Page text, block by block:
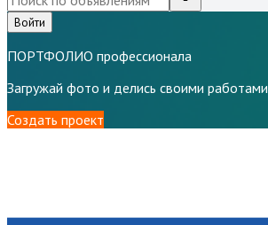
Войти
ПОРТФОЛИО профессионала
Загружай фото и делись своими работами
Создать проект